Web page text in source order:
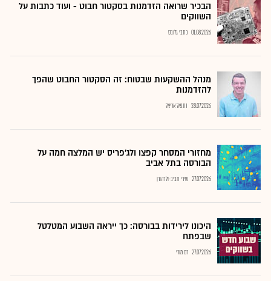
הבכיר שרואה הזדמנות בסקטור חבוט - ועוד כתבות על
השווקים
01.08.2026 כתבי גלובס
מנהל ההשקעות שבטוח: זה הסקטור החבוט שהפך
להזדמנות
28.07.2026 נתנאל אריאל
מחזורי המסחר קפצו ולג'פריס יש המלצה חמה על
הבורסה בתל אביב
27.07.2026 שירי חביב-ולדהורן
היכונו לירידות בבורסה: כך ייראה השבוע המטלטל
שבפתח
27.07.2026 רם מורי